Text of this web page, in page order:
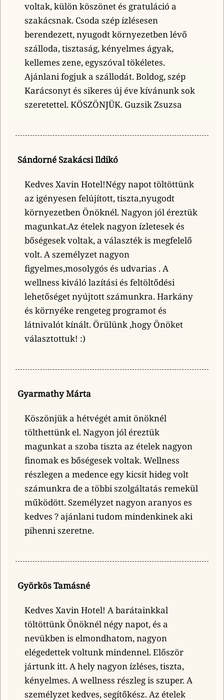
voltak, külön köszönet és gratuláció a
szakácsnak. Csoda szép ízlésesen
berendezett, nyugodt környezetben lévő
szálloda, tisztaság, kényelmes ágyak,
kellemes zene, egyszóval tökéletes.
Ajánlani fogjuk a szállodát. Boldog, szép
Karácsonyt és sikeres új éve kívánunk sok
szeretettel. KÖSZÖNJÜK. Guzsik Zsuzsa
Sándorné Szakácsi Ildikó
Kedves Xavin Hotel!Négy napot töltöttünk
az igényesen felújított, tiszta,nyugodt
környezetben Önöknél. Nagyon jól éreztük
magunkat.Az ételek nagyon ízletesek és
bőségesek voltak, a választék is megfelelő
volt. A személyzet nagyon
figyelmes,mosolygós és udvarias . A
wellness kiváló lazítási és feltöltődési
lehetőséget nyújtott számunkra. Harkány
és környéke rengeteg programot és
látnivalót kínált. Örülünk ,hogy Önöket
választottuk! :)
Gyarmathy Márta
Köszönjük a hétvégét amit önöknél
tölthettünk el. Nagyon jól éreztük
magunkat a szoba tiszta az ételek nagyon
finomak es bőségesek voltak. Wellness
részlegen a medence egy kicsit hideg volt
számunkra de a többi szolgáltatás remekül
működött. Személyzet nagyon aranyos es
kedves ? ajánlani tudom mindenkinek aki
pihenni szeretne.
Györkös Tamásné
Kedves Xavin Hotel! A barátainkkal
töltöttünk Önöknél négy napot, és a
nevükben is elmondhatom, nagyon
elégedettek voltunk mindennel. Először
jártunk itt. A hely nagyon ízléses, tiszta,
kényelmes. A wellness részleg is szuper. A
személyzet kedves, segítőkész. Az ételek